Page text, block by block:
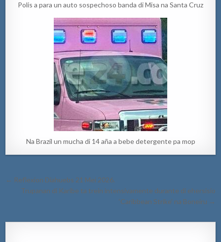
Polis a para un auto sospechoso banda di Misa na Santa Cruz
Na Brazil un mucha di 14 aña a bebe detergente pa mop
Post
navigation
← Reflexion Diahuebs 21 Mei 2026.
Trupanan di Karibe ta trein intensivamente durante di ehersisio
‘Caribbean Strike’ na Boneiru →